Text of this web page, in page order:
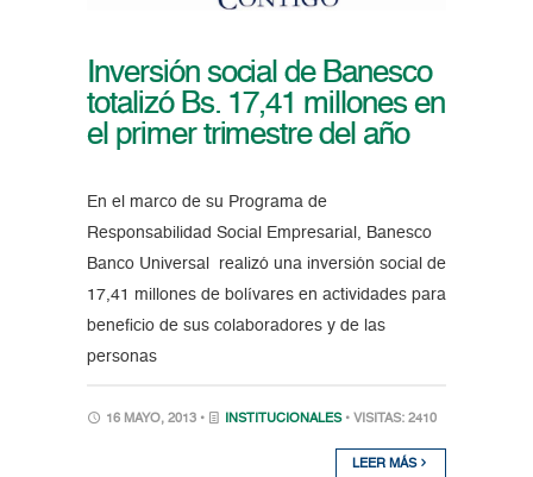
Inversión social de Banesco
totalizó Bs. 17,41 millones en
el primer trimestre del año
En el marco de su Programa de
Responsabilidad Social Empresarial, Banesco
Banco Universal realizó una inversión social de
17,41 millones de bolívares en actividades para
beneficio de sus colaboradores y de las
personas
16 MAYO, 2013 • INSTITUCIONALES • VISITAS: 2410
LEER MÁS